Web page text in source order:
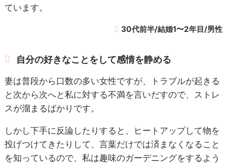
ています。
30代前半/結婚1〜2年目/男性
自分の好きなことをして感情を静める
妻は普段から口数の多い女性ですが、トラブルが起きる
と次から次へと私に対する不満を言いだすので、ストレ
スが溜まるばかりです。
しかし下手に反論したりすると、ヒートアップして物を
投げつけてきたりして、言葉だけでは済まなくなること
を知っているので、私は趣味のガーデニングをするよう